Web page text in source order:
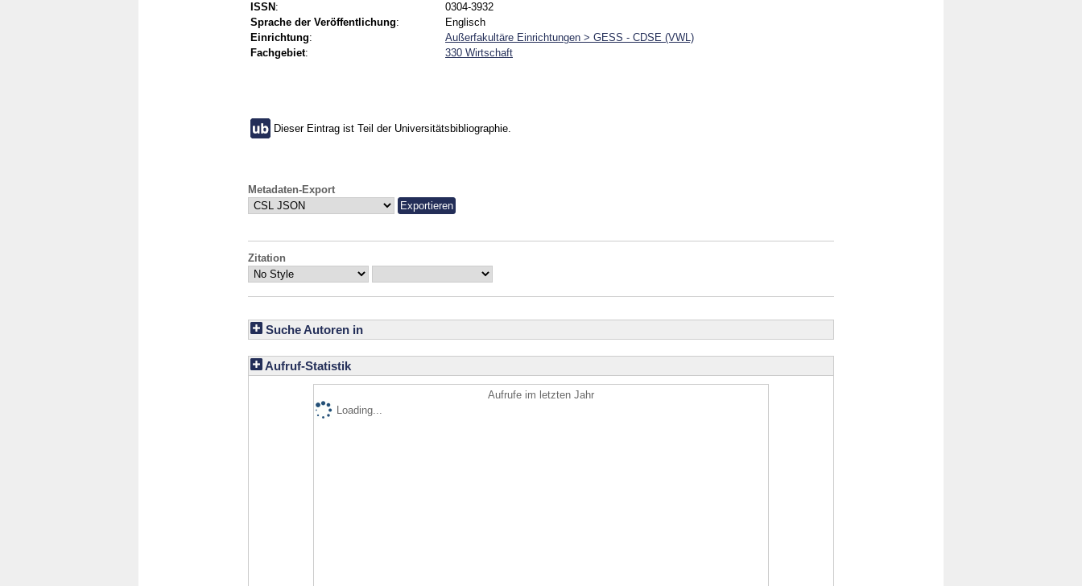
ISSN :
0304-3932
Sprache der Veröffentlichung:
Englisch
Einrichtung:
Außerfakultäre Einrichtungen > GESS - CDSE (VWL)
Fachgebiet: 330 Wirtschaft
Dieser Eintrag ist Teil der Universitätsbibliographie.
Metadaten-Export
Zitation
Suche Autoren in
Aufruf-Statistik
Aufrufe im letzten Jahr
Loading...